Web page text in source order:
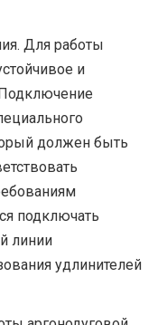
Для работы
и
должен быть
подключать
линии
удлинителей